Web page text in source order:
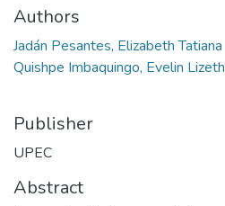
Authors
Jadán Pesantes, Elizabeth Tatiana
Quishpe Imbaquingo, Evelin Lizeth
Publisher
UPEC
Abstract